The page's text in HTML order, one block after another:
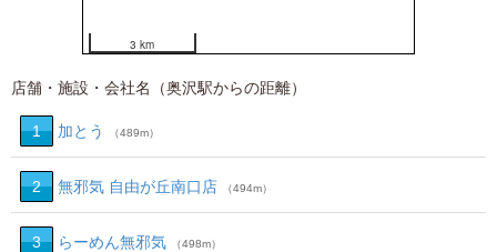
3 km
店舗・施設・会社名（奥沢駅からの距離）
1 加とう （489m）
2 無邪気 自由が丘南口店 （494m）
3 らーめん無邪気 （498m）